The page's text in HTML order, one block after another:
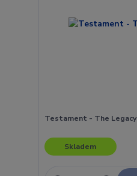
Testament - The Legacy
Skladem